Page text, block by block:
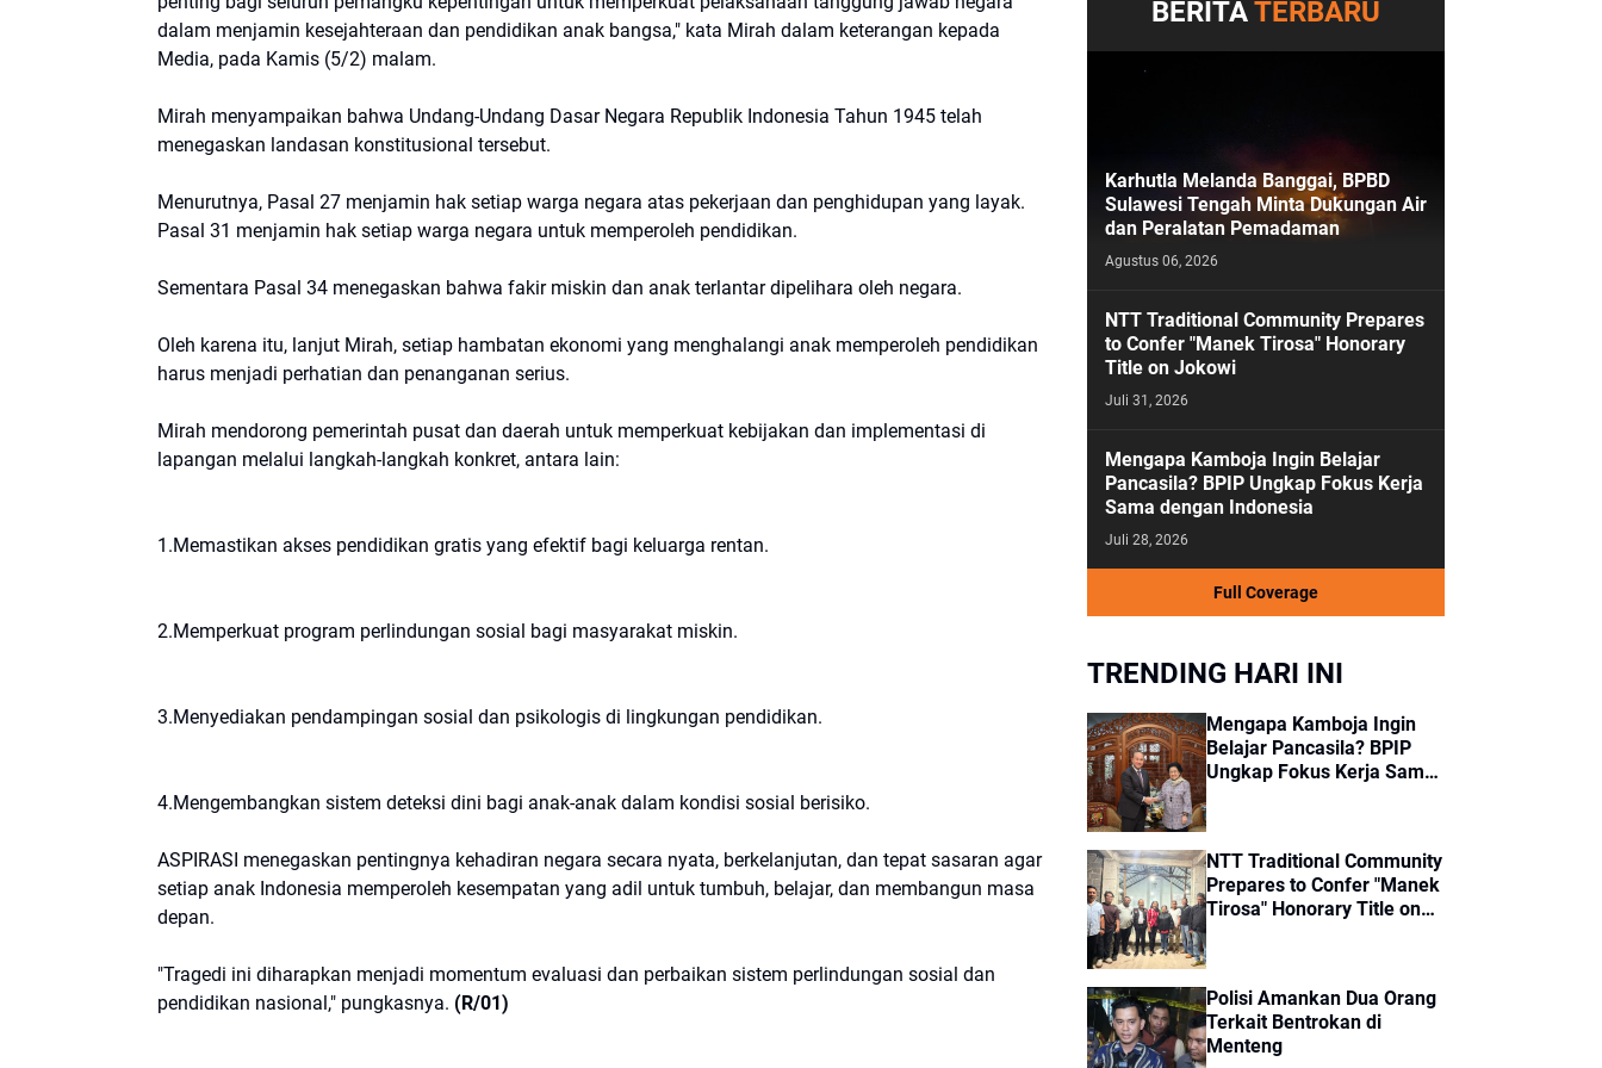
dalam menjamin kesejahteraan dan pendidikan anak bangsa," kata Mirah dalam keterangan kepada
Media, pada Kamis (5/2) malam.
Mirah menyampaikan bahwa Undang-Undang Dasar Negara Republik Indonesia Tahun 1945 telah
menegaskan landasan konstitusional tersebut.
Menurutnya, Pasal 27 menjamin hak setiap warga negara atas pekerjaan dan penghidupan yang layak.
Pasal 31 menjamin hak setiap warga negara untuk memperoleh pendidikan.
Sementara Pasal 34 menegaskan bahwa fakir miskin dan anak terlantar dipelihara oleh negara.
Oleh karena itu, lanjut Mirah, setiap hambatan ekonomi yang menghalangi anak memperoleh pendidikan
harus menjadi perhatian dan penanganan serius.
Mirah mendorong pemerintah pusat dan daerah untuk memperkuat kebijakan dan implementasi di
lapangan melalui langkah-langkah konkret, antara lain:
1.Memastikan akses pendidikan gratis yang efektif bagi keluarga rentan.
2.Memperkuat program perlindungan sosial bagi masyarakat miskin.
3.Menyediakan pendampingan sosial dan psikologis di lingkungan pendidikan.
4.Mengembangkan sistem deteksi dini bagi anak-anak dalam kondisi sosial berisiko.
ASPIRASI menegaskan pentingnya kehadiran negara secara nyata, berkelanjutan, dan tepat sasaran agar
setiap anak Indonesia memperoleh kesempatan yang adil untuk tumbuh, belajar, dan membangun masa
depan.
"Tragedi ini diharapkan menjadi momentum evaluasi dan perbaikan sistem perlindungan sosial dan
pendidikan nasional," pungkasnya. (R/01)
BERITATERBARU
Karhutla Melanda Banggai, BPBD
Sulawesi Tengah Minta Dukungan Air
dan Peralatan Pemadaman
Agustus 06, 2026
NTT Traditional Community Prepares
to Confer "Manek Tirosa" Honorary
Title on Jokowi
Juli 31, 2026
Mengapa Kamboja Ingin Belajar
Pancasila? BPIP Ungkap Fokus Kerja
Sama dengan Indonesia
Juli 28, 2026
Full Coverage
TRENDING HARI INI
Mengapa Kamboja Ingin
Belajar Pancasila? BPIP
Ungkap Fokus Kerja Sama
NTT Traditional Community
Prepares to Confer "Manek
Tirosa" Honorary Title on
Polisi Amankan Dua Orang
Terkait Bentrokan di
Menteng